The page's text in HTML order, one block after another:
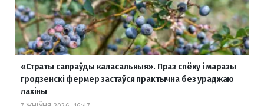
«Страты сапраўды каласальныя». Праз спёку і маразы
гродзенскі фермер застаўся практычна без ураджаю
лахіны